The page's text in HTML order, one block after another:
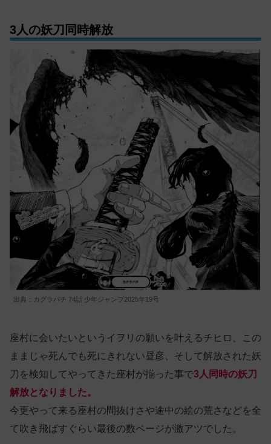
3人の妖刀同時解放
出典：カグラバチ 74話 少年ジャンプ2025年19号
座村に会いたいというイヲリの願いを叶えるチヒロ、この
ままじゃ死んでも死にきれない昼彦、そして解放された妖
刀を検知してやってきた座村が揃った事で3人同時の妖刀
解放となりました。
今更やって来る座村の間抜けさや途中の絵の荒さなどを全
て吹き飛ばすぐらい最後の数ページが激アツでした。